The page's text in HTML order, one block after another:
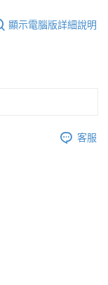
顯示電腦版詳細說明
客服